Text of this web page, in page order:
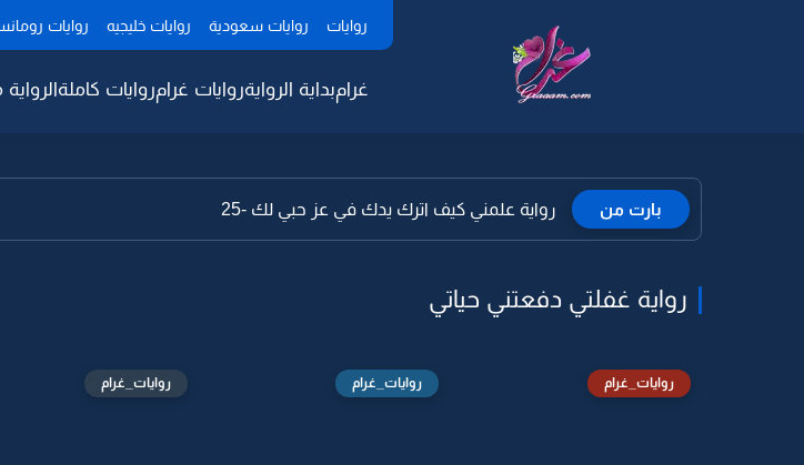
روايات روايات سعودية روايات خليجيه روايات
غرامبداية الروايةروايات غرامروايات كاملة
بارت من رواية علمني كيف اترك يدك في عز حبي لك -25
رواية غفلتي دفعتني حياتي
روايات_غرام روايات_غرام روايات_غرام